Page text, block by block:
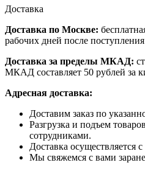
Доставка
Доставка по Москве:
рабочих дней после
Доставка за пределы МКАД:
МКАД составляет 50 рублей за
Адресная доставка:
Доставим заказ по
Разгрузка и подъем
сотрудниками.
Доставка осуществляется
Мы свяжемся с вами